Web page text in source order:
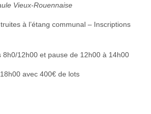
Vieux-Rouennaise
à l’étang communal – Inscriptions
8h0/12h00 et pause de 12h00 à 14h00
avec 400€ de lots